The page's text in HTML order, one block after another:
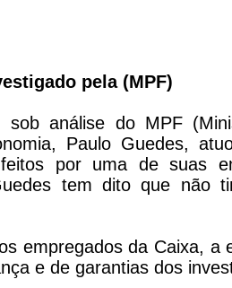
pela (MPF)
análise do MPF
Paulo Guedes,
por uma de suas
tem dito que não
empregados da Caixa, a
e de garantias dos